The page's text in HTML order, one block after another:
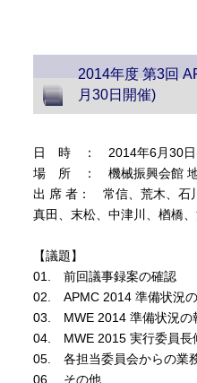
2014年度 第3回
月30日開催)
日 時 ： 2014年6月30日(
場 所 ： 機械振興会館 地
出 席 者： 常信、荒木、石
真田、末松、中津川、楢橋
【議題】
01. 前回議事録案の確認
02. APMC 2014 準備状況
03. MWE 2014 準備状況の
04. MWE 2015 実行委員長
05. 各担当委員会からの業
06. その他